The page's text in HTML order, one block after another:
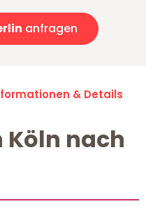
anfragen
& Details
Köln nach